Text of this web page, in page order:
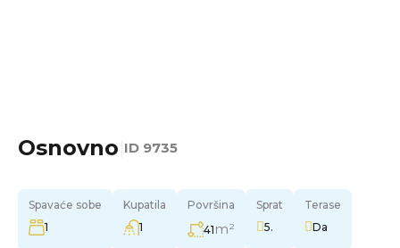
Osnovno ID 9735
Spavaće sobe
1
Kupatila
1
Površina
41 m²
Sprat
5.
Terase
Da